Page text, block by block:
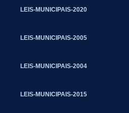
LEIS-MUNICIPAIS-2020
LEIS-MUNICIPAIS-2005
LEIS-MUNICIPAIS-2004
LEIS-MUNICIPAIS-2015